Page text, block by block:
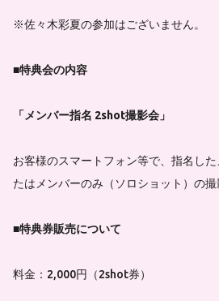
※佐々木彩夏の参加はございません。
■特典会の内容
「メンバー指名 2shot撮影会」
お客様のスマートフォン等で、指名し
たはメンバーのみ（ソロショット）の撮
■特典券販売について
料金：2,000円（2shot券）